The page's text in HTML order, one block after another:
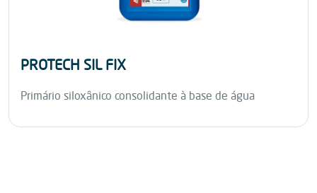
PROTECH SIL FIX
Primário siloxânico consolidante à base de água